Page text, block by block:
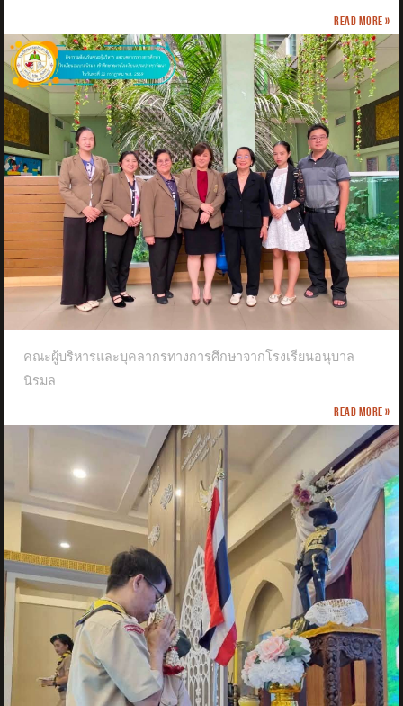
Read more »
คณะผู้บริหารและบุคลากรทางการศึกษาจากโรงเรียนอนุบาล
นิรมล
Read more »